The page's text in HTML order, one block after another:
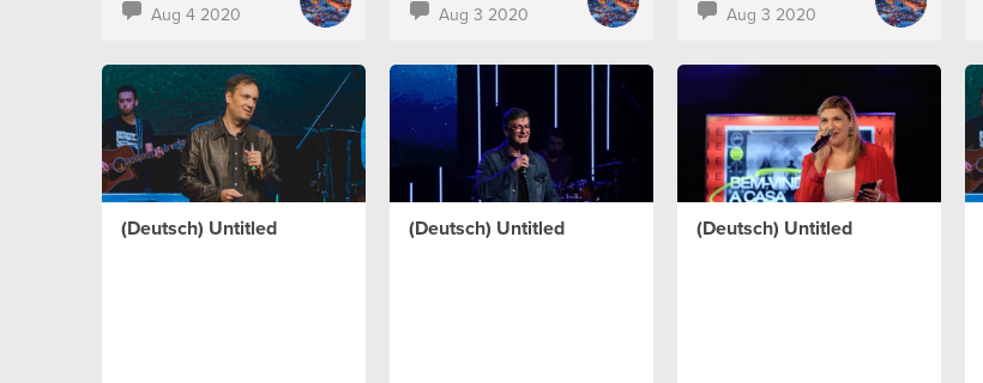
Aug 4 2020
Aug 3 2020
Aug 3 2020
(Deutsch) Untitled (Deutsch) Untitled (Deutsch) Untitled